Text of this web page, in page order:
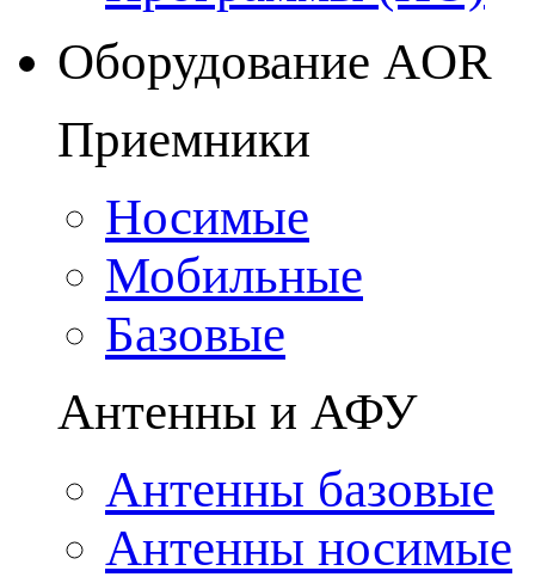
Оборудование AOR
Приемники
Носимые
Мобильные
Базовые
Антенны и АФУ
Антенны базовые
Антенны носимые